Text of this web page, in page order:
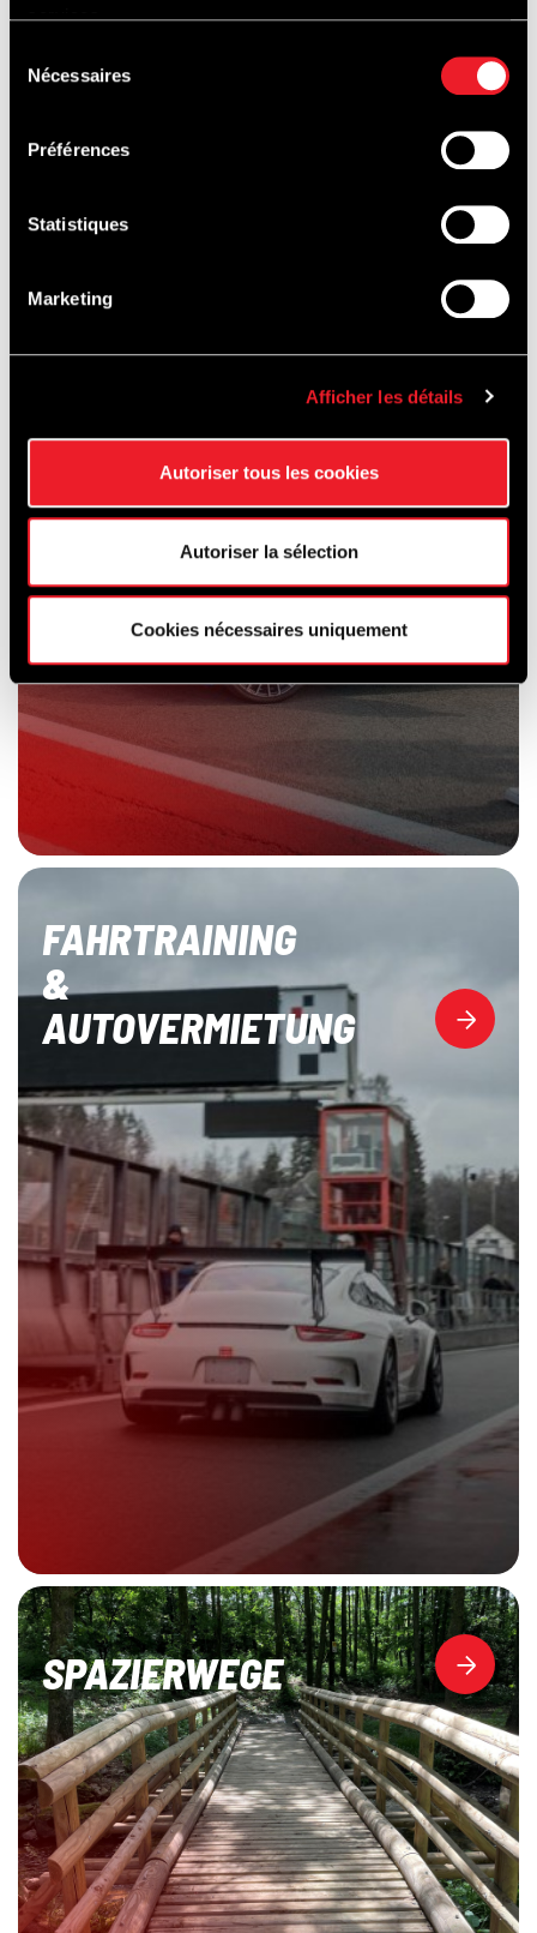
services.
Nécessaires
Préférences
Statistiques
Marketing
Afficher les détails
Autoriser tous les cookies
Autoriser la sélection
Cookies nécessaires uniquement
EBENFALLS ZU
JUNGFERNFAHRTEN
FAHRTRAINING
&
AUTOVERMIETUNG
SPAZIERWEGE